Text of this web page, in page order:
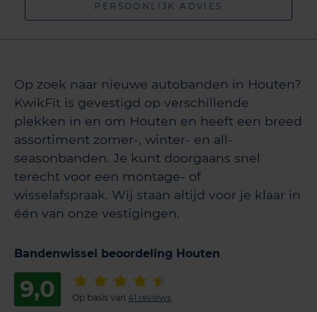
PERSOONLIJK ADVIES
Op zoek naar nieuwe autobanden in Houten?
KwikFit is gevestigd op verschillende
plekken in en om Houten en heeft een breed
assortiment zomer-, winter- en all-
seasonbanden. Je kunt doorgaans snel
terecht voor een montage- of
wisselafspraak. Wij staan altijd voor je klaar in
één van onze vestigingen.
Bandenwissel beoordeling Houten
9,0 Op basis van 41 reviews